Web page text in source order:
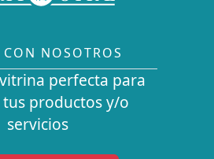
CON NOSOTROS
perfecta para
productos y/o
servicios